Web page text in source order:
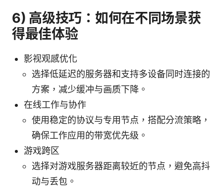
6) 高级技巧：如何在不同场景获
得最佳体验
影视观感优化
选择低延迟的服务器和支持多设备同时连接的
方案，减少缓冲与画质下降。
在线工作与协作
使用稳定的协议与专用节点，搭配分流策略，
确保工作应用的带宽优先级。
游戏跨区
选择对游戏服务器距离较近的节点，避免高抖
动与丢包。